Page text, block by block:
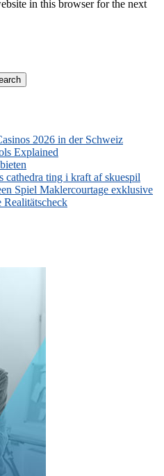
in this browser for the next
2026 in der Schweiz
Explained
cathedra ting i kraft af skuespil
Spiel Maklercourtage exklusive